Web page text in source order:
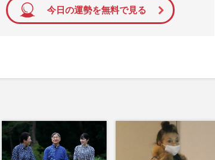
今日の運勢を無料で見る